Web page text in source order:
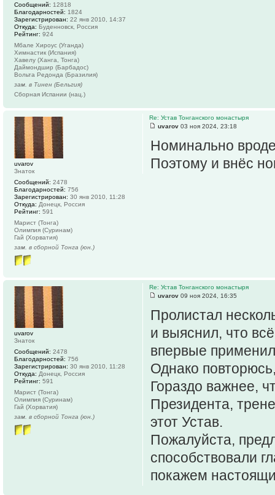
Сообщений: 12818
Благодарностей: 1824
Зарегистрирован: 22 янв 2010, 14:37
Откуда: Буденновск, Россия
Рейтинг: 924
Мбале Хироус (Уганда)
Химнастик (Испания)
Хавелу (Ханга, Тонга)
Даймондшир (Барбадос)
Вольта Редонда (Бразилия)
зам. в Тинен (Бельгия)
Сборная Испании (нац.)
Re: Устав Тонганского монастыря
uvarov 03 ноя 2024, 23:18
Номинально
Поэтому и внёс
uvarov
Знаток
Сообщений: 2478
Благодарностей: 756
Зарегистрирован: 30 янв 2010, 11:28
Откуда: Донецк, Россия
Рейтинг: 591
Марист (Тонга)
Олимпия (Суринам)
Гай (Хорватия)
зам. в сборной Тонга (юн.)
Re: Устав Тонганского монастыря
uvarov 09 ноя 2024, 16:35
Пролистал
и выяснил, что
впервые
Однако
Гораздо важнее,
Президента,
этот Устав.
Пожалуйста,
способствовали
покажем
uvarov
Знаток
Сообщений: 2478
Благодарностей: 756
Зарегистрирован: 30 янв 2010, 11:28
Откуда: Донецк, Россия
Рейтинг: 591
Марист (Тонга)
Олимпия (Суринам)
Гай (Хорватия)
зам. в сборной Тонга (юн.)